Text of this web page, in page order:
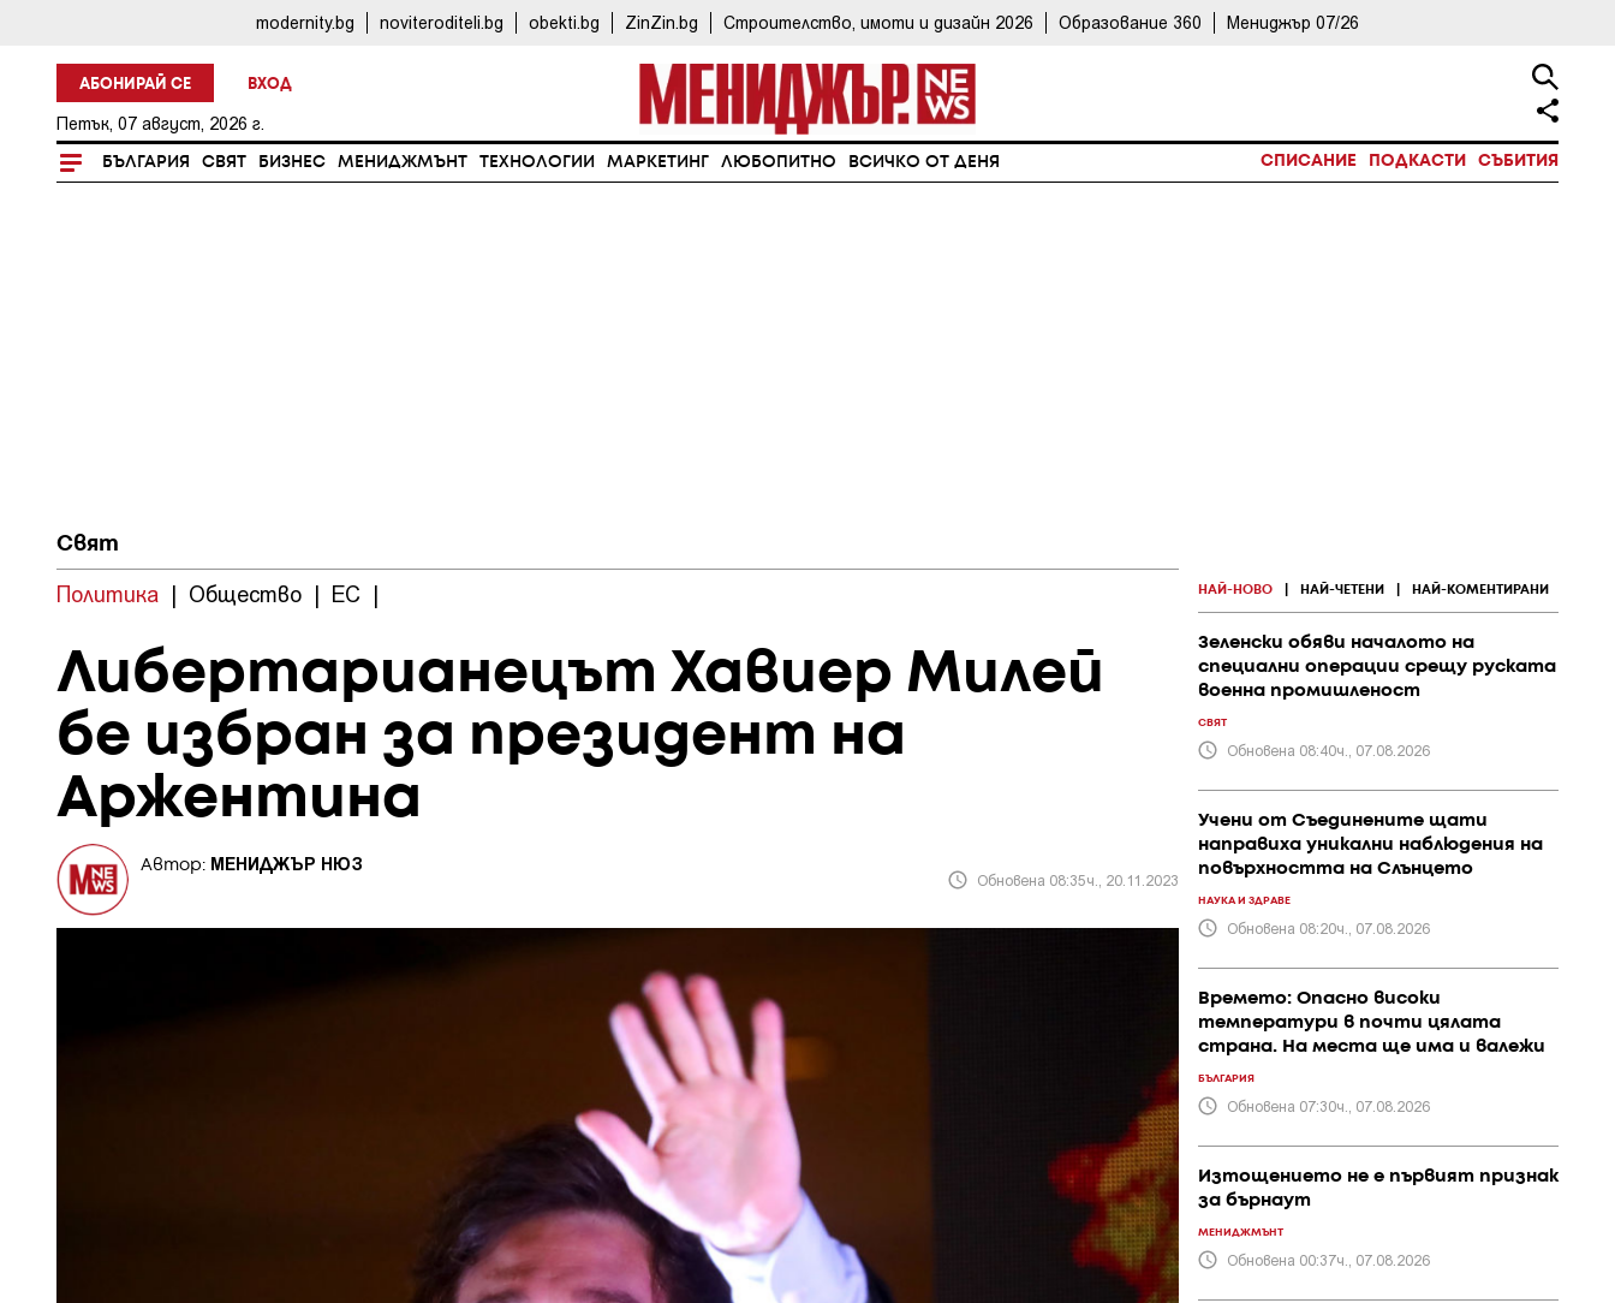
modernity.bg noviteroditeli.bg obekti.bg ZinZin.bg Строителство, имоти и дизайн 2026 Образование 360 Мениджър 07/26
АБОНИРАЙ СЕ ВХОД
Петък, 07 август, 2026 г.
БЪЛГАРИЯ СВЯТ БИЗНЕС МЕНИДЖМЪНТ ТЕХНОЛОГИИ МАРКЕТИНГ ЛЮБОПИТНО ВСИЧКО ОТ ДЕНЯ СПИСАНИЕ ПОДКАСТИ СЪБИТИЯ
Свят
Политика | Общество | ЕС |
Либертарианецът Хавиер Милей
бе избран за президент на
Аржентина
Автор: МЕНИДЖЪР НЮЗ
Обновена 08:35ч., 20.11.2023
НАЙ-НОВО НАЙ-ЧЕТЕНИ НАЙ-КОМЕНТИРАНИ
Зеленски обяви началото на
специални операции срещу руската
военна промишленост
СВЯТ
Обновена 08:40ч., 07.08.2026
Учени от Съединените щати
направиха уникални наблюдения на
повърхността на Слънцето
НАУКА И ЗДРАВЕ
Обновена 08:20ч., 07.08.2026
Времето: Опасно високи
температури в почти цялата
страна. На места ще има и валежи
БЪЛГАРИЯ
Обновена 07:30ч., 07.08.2026
Изтощението не е първият признак
за бърнаут
МЕНИДЖМЪНТ
Обновена 00:37ч., 07.08.2026